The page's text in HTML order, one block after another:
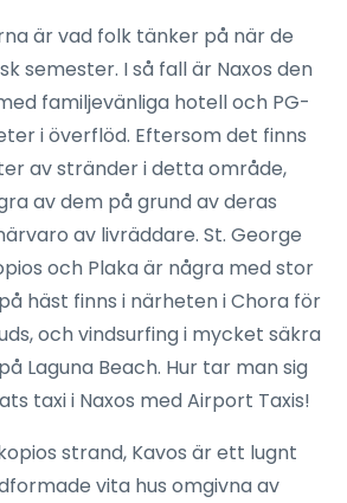
är vad folk tänker på när de
semester. I så fall är Naxos den
familjevänliga hotell och PG-
i överflöd. Eftersom det finns
av stränder i detta område,
av dem på grund av deras
av livräddare. St. George
och Plaka är några med stor
häst finns i närheten i Chora för
och vindsurfing i mycket säkra
Laguna Beach. Hur tar man sig
taxi i Naxos med Airport Taxis!
strand, Kavos är ett lugnt
vita hus omgivna av